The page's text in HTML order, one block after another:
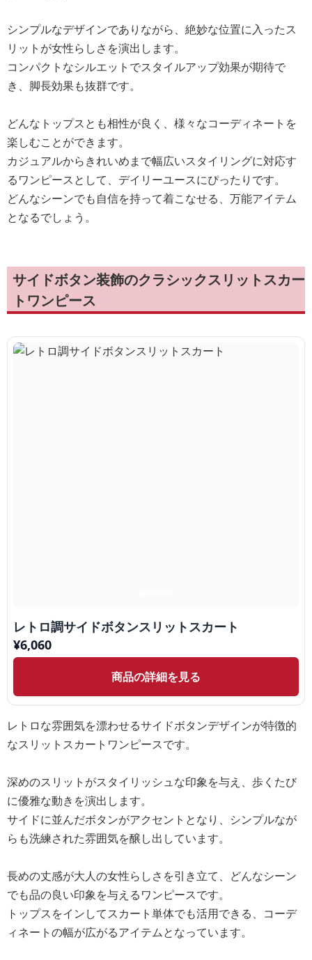
シンプルなデザインでありながら、絶妙な位置に入ったス
リットが女性らしさを演出します。
コンパクトなシルエットでスタイルアップ効果が期待で
き、脚長効果も抜群です。
どんなトップスとも相性が良く、様々なコーディネートを
楽しむことができます。
カジュアルからきれいめまで幅広いスタイリングに対応す
るワンピースとして、デイリーユースにぴったりです。
どんなシーンでも自信を持って着こなせる、万能アイテム
となるでしょう。
サイドボタン装飾のクラシックスリットスカー
トワンピース
レトロ調サイドボタンスリットスカート
¥6,060
商品の詳細を見る
レトロな雰囲気を漂わせるサイドボタンデザインが特徴的
なスリットスカートワンピースです。
深めのスリットがスタイリッシュな印象を与え、歩くたび
に優雅な動きを演出します。
サイドに並んだボタンがアクセントとなり、シンプルなが
らも洗練された雰囲気を醸し出しています。
長めの丈感が大人の女性らしさを引き立て、どんなシーン
でも品の良い印象を与えるワンピースです。
トップスをインしてスカート単体でも活用できる、コーデ
ィネートの幅が広がるアイテムとなっています。